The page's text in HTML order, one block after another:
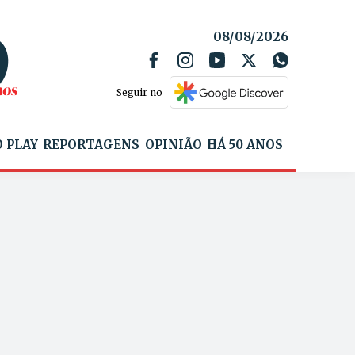
08/08/2026
Seguir no
PLAY REPORTAGENS OPINIÃO HÁ 50 ANOS